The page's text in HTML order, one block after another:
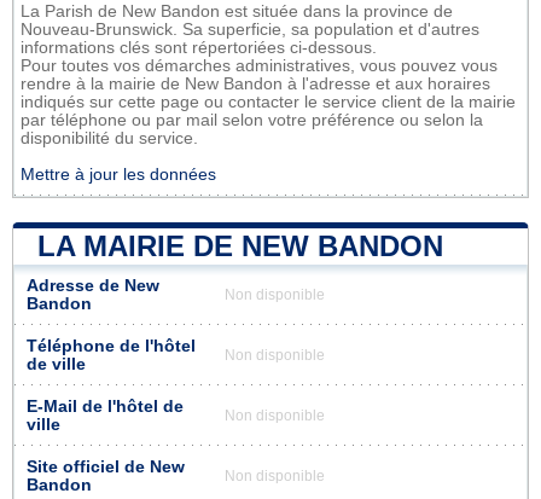
La Parish de New Bandon est située dans la province de
Nouveau-Brunswick. Sa superficie, sa population et d'autres
informations clés sont répertoriées ci-dessous.
Pour toutes vos démarches administratives, vous pouvez vous
rendre à la mairie de New Bandon à l'adresse et aux horaires
indiqués sur cette page ou contacter le service client de la mairie
par téléphone ou par mail selon votre préférence ou selon la
disponibilité du service.
Mettre à jour les données
LA MAIRIE DE NEW BANDON
Adresse de New
Bandon
Non disponible
Téléphone de l'hôtel
de ville
Non disponible
E-Mail de l'hôtel de
ville
Non disponible
Site officiel de New
Bandon
Non disponible